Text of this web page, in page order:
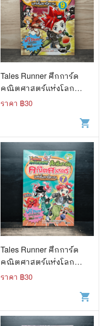
Tales Runner ศึกการ์ด
คณิตศาสตร์แห่งโลก
นิทาน 9
ราคา ฿30
shopping_cart
Tales Runner ศึกการ์ด
คณิตศาสตร์แห่งโลก
นิทาน 7
ราคา ฿30
shopping_cart